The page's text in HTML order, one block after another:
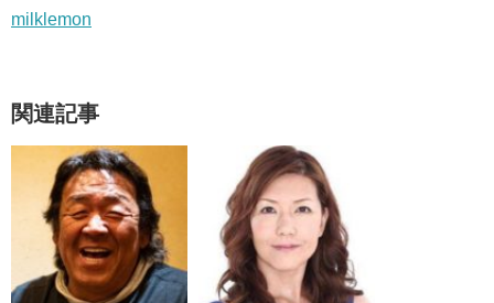
milklemon
関連記事